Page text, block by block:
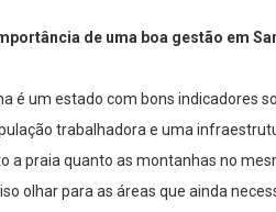
de uma boa gestão em
é um estado com bons indicadores
trabalhadora e uma
a praia quanto as montanhas no
olhar para as áreas que ainda